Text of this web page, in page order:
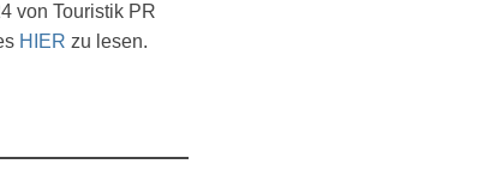
von Touristik PR
HIER zu lesen.